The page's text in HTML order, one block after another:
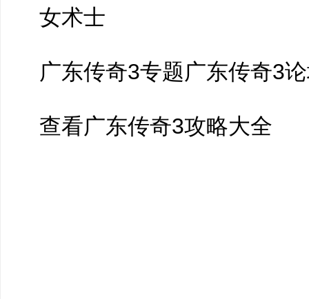
女术士
广东传奇3专题广东传奇3
查看广东传奇3攻略大全